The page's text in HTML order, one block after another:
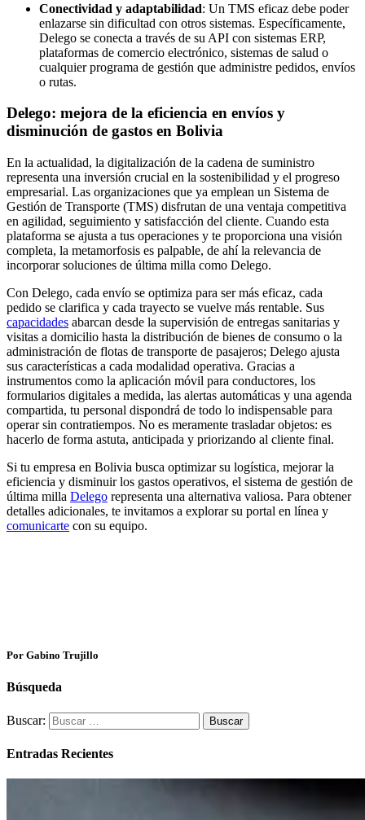
Conectividad y adaptabilidad: Un TMS eficaz debe poder
enlazarse sin dificultad con otros sistemas. Específicamente,
Delego se conecta a través de su API con sistemas ERP,
plataformas de comercio electrónico, sistemas de salud o
cualquier programa de gestión que administre pedidos, envíos
o rutas.
Delego: mejora de la eficiencia en envíos y
disminución de gastos en Bolivia
En la actualidad, la digitalización de la cadena de suministro
representa una inversión crucial en la sostenibilidad y el progreso
empresarial. Las organizaciones que ya emplean un Sistema de
Gestión de Transporte (TMS) disfrutan de una ventaja competitiva
en agilidad, seguimiento y satisfacción del cliente. Cuando esta
plataforma se ajusta a tus operaciones y te proporciona una visión
completa, la metamorfosis es palpable, de ahí la relevancia de
incorporar soluciones de última milla como Delego.
Con Delego, cada envío se optimiza para ser más eficaz, cada
pedido se clarifica y cada trayecto se vuelve más rentable. Sus
capacidades abarcan desde la supervisión de entregas sanitarias y
visitas a domicilio hasta la distribución de bienes de consumo o la
administración de flotas de transporte de pasajeros; Delego ajusta
sus características a cada modalidad operativa. Gracias a
instrumentos como la aplicación móvil para conductores, los
formularios digitales a medida, las alertas automáticas y una agenda
compartida, tu personal dispondrá de todo lo indispensable para
operar sin contratiempos. No es meramente trasladar objetos: es
hacerlo de forma astuta, anticipada y priorizando al cliente final.
Si tu empresa en Bolivia busca optimizar su logística, mejorar la
eficiencia y disminuir los gastos operativos, el sistema de gestión de
última milla Delego representa una alternativa valiosa. Para obtener
detalles adicionales, te invitamos a explorar su portal en línea y
comunicarte con su equipo.
Por Gabino Trujillo
Búsqueda
Buscar:
Entradas Recientes